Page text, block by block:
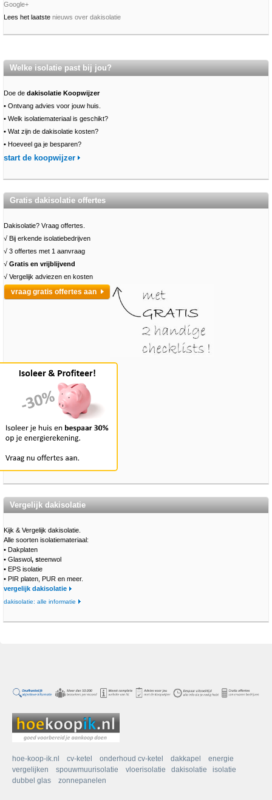
Google+
Lees het laatste nieuws over dakisolatie
Welke isolatie past bij jou?
Doe de dakisolatie Koopwijzer
• Ontvang advies voor jouw huis.
• Welk isolatiemateriaal is geschikt?
• Wat zijn de dakisolatie kosten?
• Hoeveel ga je besparen?
start de koopwijzer
Gratis dakisolatie offertes
Dakisolatie? Vraag offertes.
√ Bij erkende isolatiebedrijven
√ 3 offertes met 1 aanvraag
√ Gratis en vrijblijvend
√ Vergelijk adviezen en kosten
vraag gratis offertes aan
Vergelijk dakisolatie
Kijk & Vergelijk dakisolatie.
Alle soorten isolatiemateriaal:
• Dakplaten
• Glaswol, steenwol
• EPS isolatie
• PIR platen, PUR en meer.
vergelijk dakisolatie
dakisolatie: alle informatie
hoe-koop-ik.nl cv-ketel onderhoud cv-ketel dakkapel
energie
vergelijken
spouwmuurisolatie vloerisolatie dakisolatie
isolatie
dubbel glas
zonnepanelen